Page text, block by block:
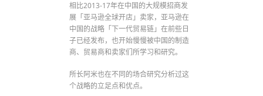
相比2013-17年在中国的大规模招商发
展「亚马逊全球开店」卖家，亚马逊在
中国的战略「下一代贸易链」在前些日
子已经发布，也开始慢慢被中国的制造
商、贸易商和卖家们所学习和研究。
所长阿米也在不同的场合研究分析过这
个战略的立足点和优点。